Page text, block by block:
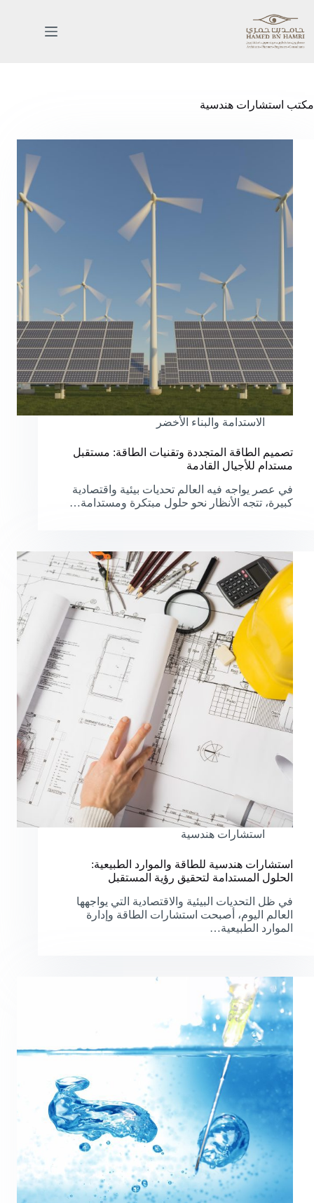
من
نحن
مكتب استشارات هندسية
الاستدامة والبناء الأخضر
تصميم الطاقة المتجددة وتقنيات الطاقة: مستقبل
مستدام للأجيال القادمة
في عصر يواجه فيه العالم تحديات بيئية واقتصادية
كبيرة، تتجه الأنظار نحو حلول مبتكرة ومستدامة…
استشارات هندسية
استشارات هندسية للطاقة والموارد الطبيعية:
الحلول المستدامة لتحقيق رؤية المستقبل
في ظل التحديات البيئية والاقتصادية التي يواجهها
العالم اليوم، أصبحت استشارات الطاقة وإدارة
الموارد الطبيعية…